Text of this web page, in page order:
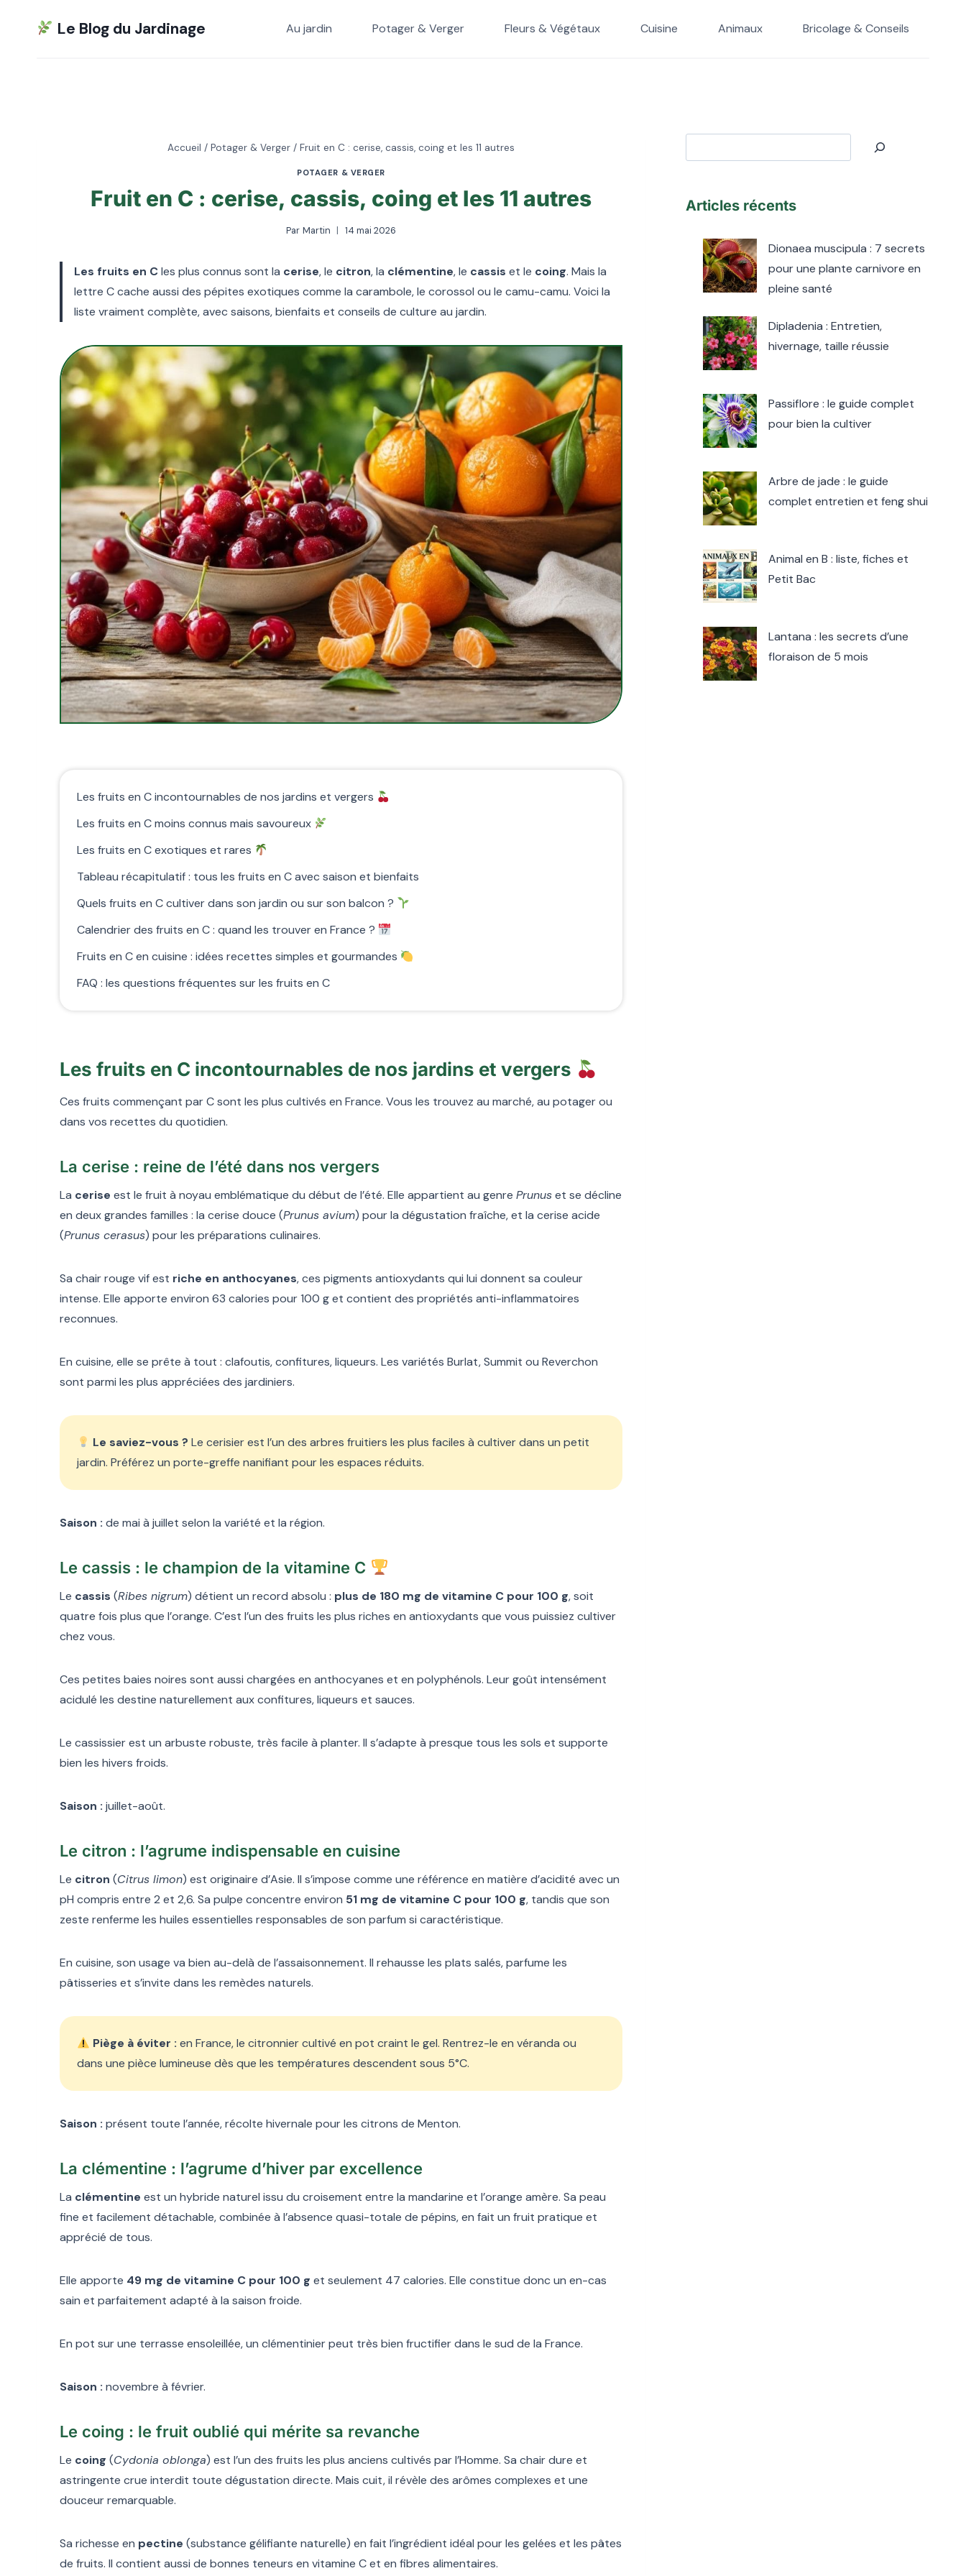
Le Blog du Jardinage Au jardin Potager & Verger Fleurs & Végétaux Cuisine Animaux Bricolage & Conseils
Accueil / Potager & Verger / Fruit en C : cerise, cassis, coing et les 11 autres
POTAGER & VERGER
Fruit en C : cerise, cassis, coing et les 11 autres
Par Martin 14 mai 2026
Les fruits en Cles plus connus sont la cerise, le citron, la clémentine, le cassis et le coing. Mais la
lettre C cache aussi des pépites exotiques comme la carambole, le corossol ou le camu-camu. Voici la
liste vraiment complète, avec saisons, bienfaits et conseils de culture au jardin.
Les fruits en C incontournables de nos jardins et vergers
Les fruits en C moins connus mais savoureux
Les fruits en C exotiques et rares
Tableau récapitulatif : tous les fruits en C avec saison et bienfaits
Quels fruits en C cultiver dans son jardin ou sur son balcon ?
Calendrier des fruits en C : quand les trouver en France ?
Fruits en C en cuisine : idées recettes simples et gourmandes
FAQ : les questions fréquentes sur les fruits en C
Les fruits en C incontournables de nos jardins et vergers
Ces fruits commençant par C sont les plus cultivés en France. Vous les trouvez au marché, au potager ou
dans vos recettes du quotidien.
La cerise : reine de l’été dans nos vergers
La cerise est le fruit à noyau emblématique du début de l’été. Elle appartient au genre Prunuset se décline
en deux grandes familles : la cerise douce (Prunus avium) pour la dégustation fraîche, et la cerise acide
(Prunus cerasus) pour les préparations culinaires.
Sa chair rouge vif est riche en anthocyanes, ces pigments antioxydants qui lui donnent sa couleur
intense. Elle apporte environ 63 calories pour 100 g et contient des propriétés anti-inflammatoires
reconnues.
En cuisine, elle se prête à tout : clafoutis, confitures, liqueurs. Les variétés Burlat, Summit ou Reverchon
sont parmi les plus appréciées des jardiniers.
Le saviez-vous ? Le cerisier est l’un des arbres fruitiers les plus faciles à cultiver dans un petit
jardin. Préférez un porte-greffe nanifiant pour les espaces réduits.
Saison : de mai à juillet selon la variété et la région.
Le cassis : le champion de la vitamine C
Le cassis (Ribes nigrum) détient un record absolu : plus de 180 mg de vitamine C pour 100 g, soit
quatre fois plus que l’orange. C’est l’un des fruits les plus riches en antioxydants que vous puissiez cultiver
chez vous.
Ces petites baies noires sont aussi chargées en anthocyanes et en polyphénols. Leur goût intensément
acidulé les destine naturellement aux confitures, liqueurs et sauces.
Le cassissier est un arbuste robuste, très facile à planter. Il s’adapte à presque tous les sols et supporte
bien les hivers froids.
Saison : juillet-août.
Le citron : l’agrume indispensable en cuisine
Le citron (Citrus limon) est originaire d’Asie. Il s’impose comme une référence en matière d’acidité avec un
pH compris entre 2 et 2,6. Sa pulpe concentre environ 51 mg de vitamine C pour 100 g, tandis que son
zeste renferme les huiles essentielles responsables de son parfum si caractéristique.
En cuisine, son usage va bien au-delà de l’assaisonnement. Il rehausse les plats salés, parfume les
pâtisseries et s’invite dans les remèdes naturels.
Piège à éviter : en France, le citronnier cultivé en pot craint le gel. Rentrez-le en véranda ou
dans une pièce lumineuse dès que les températures descendent sous 5°C.
Saison : présent toute l’année, récolte hivernale pour les citrons de Menton.
La clémentine : l’agrume d’hiver par excellence
La clémentine est un hybride naturel issu du croisement entre la mandarine et l’orange amère. Sa peau
fine et facilement détachable, combinée à l’absence quasi-totale de pépins, en fait un fruit pratique et
apprécié de tous.
Elle apporte 49 mg de vitamine C pour 100 g et seulement 47 calories. Elle constitue donc un en-cas
sain et parfaitement adapté à la saison froide.
En pot sur une terrasse ensoleillée, un clémentinier peut très bien fructifier dans le sud de la France.
Saison : novembre à février.
Le coing : le fruit oublié qui mérite sa revanche
Le coing (Cydonia oblonga) est l’un des fruits les plus anciens cultivés par l’Homme. Sa chair dure et
astringente crue interdit toute dégustation directe. Mais cuit, il révèle des arômes complexes et une
douceur remarquable.
Sa richesse en pectine (substance gélifiante naturelle) en fait l’ingrédient idéal pour les gelées et les pâtes
de fruits. Il contient aussi de bonnes teneurs en vitamine C et en fibres alimentaires.
Articles récents
Dionaea muscipula : 7 secrets
pour une plante carnivore en
pleine santé
Dipladenia : Entretien,
hivernage, taille réussie
Passiflore : le guide complet
pour bien la cultiver
Arbre de jade : le guide
complet entretien et feng shui
Animal en B : liste, fiches et
Petit Bac
Lantana : les secrets d’une
floraison de 5 mois